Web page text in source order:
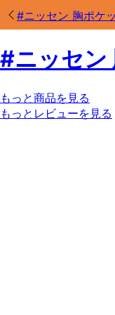
#ニッセン 胸ポケ
#ニッセン
もっと商品を見る
もっとレビューを見る